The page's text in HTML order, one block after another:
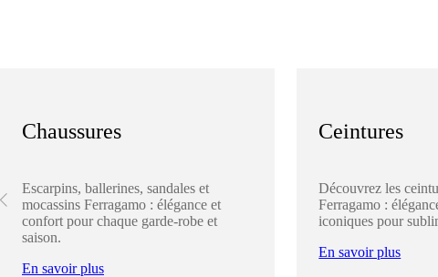
Chaussures
Escarpins, ballerines, sandales et
mocassins Ferragamo : élégance et
confort pour chaque garde-robe et
saison.
En savoir plus
Ceintures
Découvrez les
Ferragamo :
iconiques pour
En savoir plus